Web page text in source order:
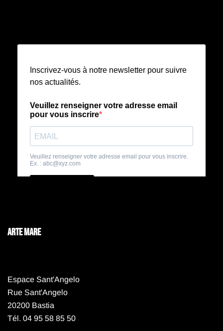
ARTE MARE
Espace Sant'Angelo
Rue Sant'Angelo
20200 Bastia
Tél. 04 95 58 85 50